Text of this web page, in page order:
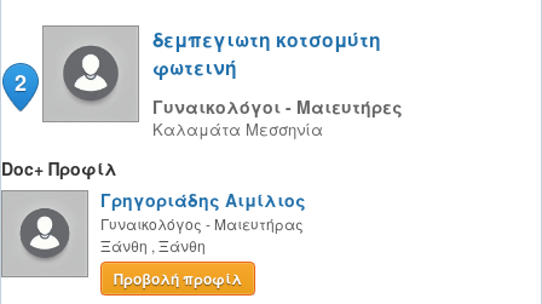
2
δεμπεγιωτη κοτσομύτη
φωτεινή
Γυναικολόγοι - Μαιευτήρες
Καλαμάτα Μεσσηνία
Doc+ Προφίλ
Γρηγοριάδης Αιμίλιος
Γυναικολόγος - Μαιευτήρας
Ξάνθη , Ξάνθη
Προβολή προφίλ